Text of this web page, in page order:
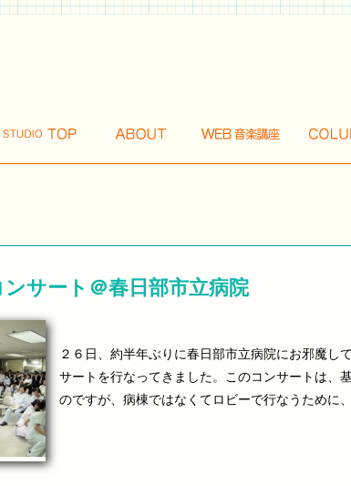
ンサート＠春日部市立病院
２６日、約半年ぶりに春日部市立病院にお邪魔し
サートを行なってきました。このコンサートは、
のですが、病棟ではなくてロビーで行なうために